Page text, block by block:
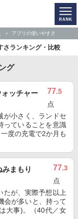
アプリの使いやすさ
さランキング・比較
グ
ッチャー
77.5
点
が小さく、ランドセ
っていることを意識
度の充電で2か月も
まもり
77.3
点
たが、実際予想以上
会が多いと、持って
大事)。（40代／女